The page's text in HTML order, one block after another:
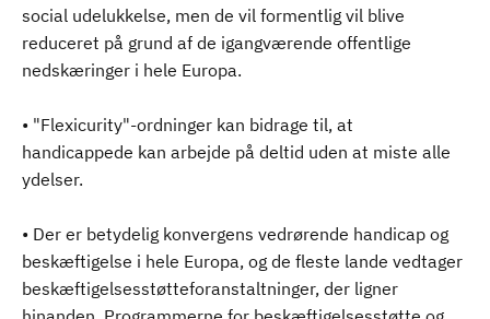
social udelukkelse, men de vil formentlig vil blive
reduceret på grund af de igangværende offentlige
nedskæringer i hele Europa.
• "Flexicurity"-ordninger kan bidrage til, at
handicappede kan arbejde på deltid uden at miste alle
ydelser.
• Der er betydelig konvergens vedrørende handicap og
beskæftigelse i hele Europa, og de fleste lande vedtager
beskæftigelsesstøtteforanstaltninger, der ligner